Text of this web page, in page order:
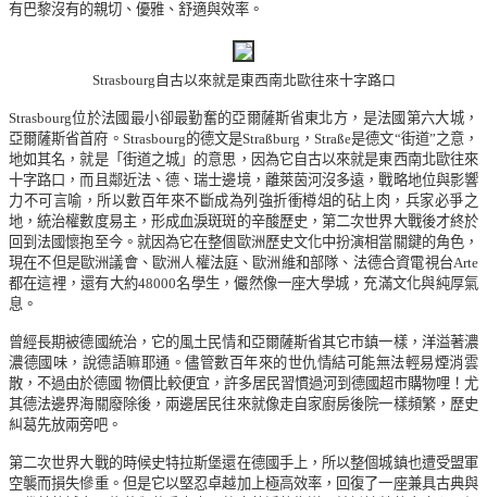
有巴黎沒有的親切、優雅、舒適與效率。
Strasbourg 自古以來就是東西南北歐往來十字路口
Strasbourg位於法國最小卻最勤奮的亞爾薩斯省東北方，是法國第六大城，
亞爾薩斯省首府。 Strasbourg的德文是Straßburg ，Straße是德文“街道”之意，
地如其名，就是「街道之城」的意思，因為它自古以來就是東西南北歐往來
十字路口，而且鄰近法、德、瑞士邊境，離萊茵河沒多遠，戰略地位與影響
力不可言喻，所以數百年來不斷成為列強折衝樽俎的砧上肉，兵家必爭之
地，統治權數度易主，形成血淚斑斑的辛酸歷史，第二次世界大戰後才終於
回到法國懷抱至今。就因為它在整個歐洲歷史文化中扮演相當關鍵的角色，
現在不但是歐洲議會、歐洲人權法庭、歐洲維和部隊、法德合資電視台Arte
都在這裡，還有大約48000名學生，儼然像一座大學城，充滿文化與純厚氣
息。
曾經長期被德國統治，它的風土民情和亞爾薩斯省其它市鎮一樣，洋溢著濃
濃德國味，說德語嘛耶通。儘管數百年來的世仇情結可能無法輕易煙消雲
散，不過由於德國 物價比較便宜，許多居民習慣過河到德國超市購物哩！尤
其德法邊界海關廢除後，兩邊居民往來就像走自家廚房後院一樣頻繁，歷史
糾葛先放兩旁吧。
第二次世界大戰的時候史特拉斯堡還在德國手上，所以整個城鎮也遭受盟軍
空襲而損失慘重。但是它以堅忍卓越加上極高效率，回復了一座兼具古典與